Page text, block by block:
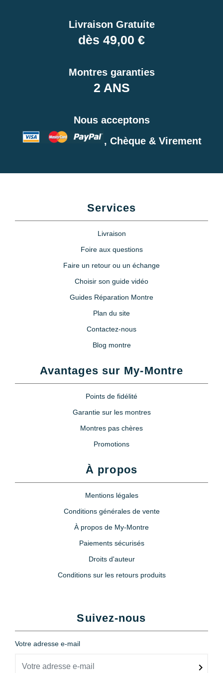
Livraison Gratuite
dès 49,00 €
Montres garanties
2 ANS
Nous acceptons
, Chèque & Virement
Services
Livraison
Foire aux questions
Faire un retour ou un échange
Choisir son guide vidéo
Guides Réparation Montre
Plan du site
Contactez-nous
Blog montre
Avantages sur My-Montre
Points de fidélité
Garantie sur les montres
Montres pas chères
Promotions
À propos
Mentions légales
Conditions générales de vente
À propos de My-Montre
Paiements sécurisés
Droits d'auteur
Conditions sur les retours produits
Suivez-nous
Votre adresse e-mail